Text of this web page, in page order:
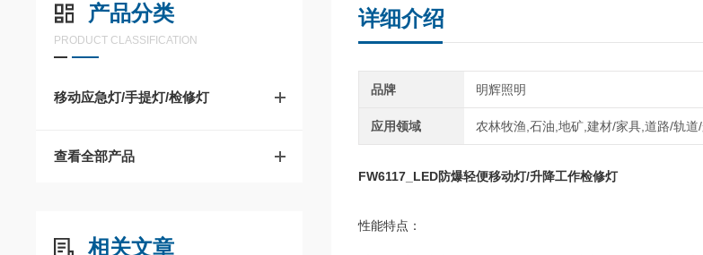
产品分类
PRODUCT CLASSIFICATION
移动应急灯/手提灯/检修灯
查看全部产品
相关文章
详细介绍
品牌 明辉照明
应用领域 农林牧渔,石油,地矿,建材/家具,道路/轨道
FW6117_LED防爆轻便移动灯/升降工作检修灯
性能特点：